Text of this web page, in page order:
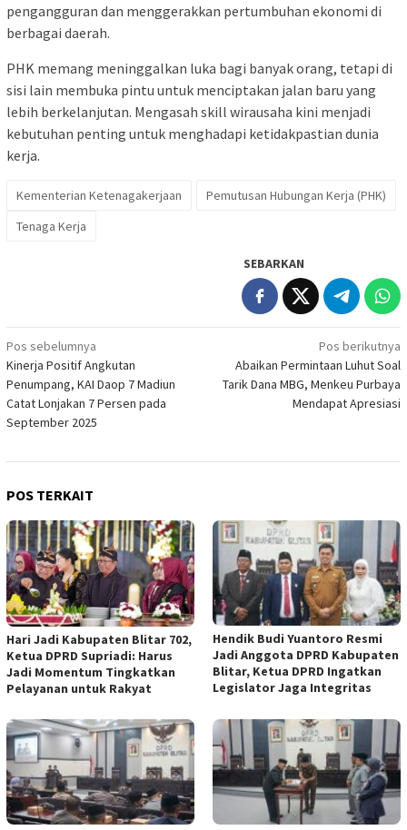
pengangguran dan menggerakkan pertumbuhan ekonomi di
berbagai daerah.
PHK memang meninggalkan luka bagi banyak orang, tetapi di
sisi lain membuka pintu untuk menciptakan jalan baru yang
lebih berkelanjutan. Mengasah skill wirausaha kini menjadi
kebutuhan penting untuk menghadapi ketidakpastian dunia
kerja.
Kementerian Ketenagakerjaan
Pemutusan Hubungan Kerja (PHK)
Tenaga Kerja
SEBARKAN
Navigasi
pos
Pos sebelumnya
Kinerja Positif Angkutan
Penumpang, KAI Daop 7 Madiun
Catat Lonjakan 7 Persen pada
September 2025
Pos berikutnya
Abaikan Permintaan Luhut Soal
Tarik Dana MBG, Menkeu Purbaya
Mendapat Apresiasi
POS TERKAIT
Hari Jadi Kabupaten Blitar 702,
Ketua DPRD Supriadi: Harus
Jadi Momentum Tingkatkan
Pelayanan untuk Rakyat
Hendik Budi Yuantoro Resmi
Jadi Anggota DPRD Kabupaten
Blitar, Ketua DPRD Ingatkan
Legislator Jaga Integritas